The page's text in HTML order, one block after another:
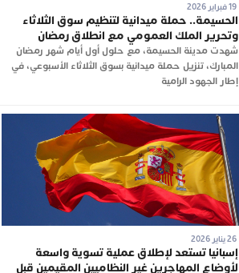
الحسيمة.. حملة ميدانية لتنظيم سوق الثلاثاء
وتحرير الملك العمومي مع انطلاق رمضان
شهدت مدينة الحسيمة، مع حلول أول أيام شهر رمضان
المبارك، تنزيل حملة ميدانية بسوق الثلاثاء الأسبوعي، في
إطار الجهود الرامية
إسبانيا تستعد لإطلاق عملية تسوية واسعة
لأوضاع المهاجرين غير النظاميين المقيمين قبل